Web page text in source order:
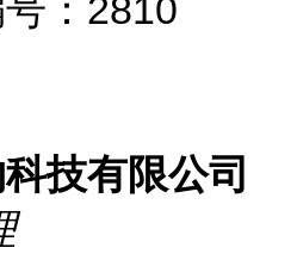
：2810
技有限公司